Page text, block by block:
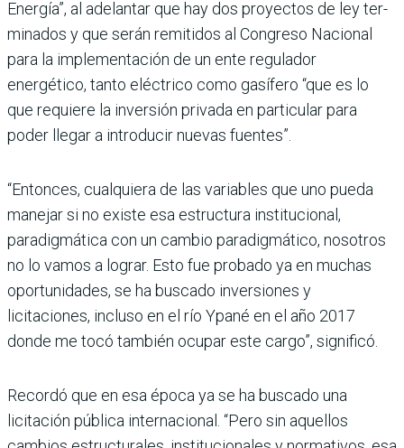
Energía”, al adelantar que hay dos proyectos de ley ter­
minados y que serán remi­tidos al Congreso Nacional
para la implementación de un ente regulador
energético, tanto eléctrico como gasí­fero “que es lo
que requiere la inversión privada en par­ticular para
poder llegar a introducir nuevas fuentes”.
“Entonces, cualquiera de las variables que uno pueda
manejar si no existe esa estructura institucional,
paradigmática con un cambio paradigmático, nosotros
no lo vamos a lograr. Esto fue pro­bado ya en muchas
oportuni­dades, se ha buscado inver­siones y
licitaciones, incluso en el río Ypané en el año 2017
donde me tocó también ocu­par este cargo”, significó.
Recordó que en esa época ya se ha buscado una
licitación pública internacional. “Pero sin aquellos